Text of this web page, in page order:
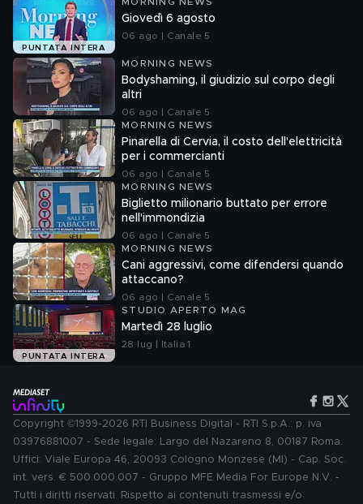
PUNTATA INTERA
Giovedì 6 agosto
06 ago | Canale 5
MORNING NEWS
Bodyshaming, il giudizio sul corpo degli
altri
06 ago | Canale 5
MORNING NEWS
Pinarella di Cervia, il costo dell'elettricità
per i commercianti
06 ago | Canale 5
MORNING NEWS
Biglietto milionario buttato per errore
nell'immondizia
06 ago | Canale 5
MORNING NEWS
Cani aggressivi, come difendersi quando
attaccano?
06 ago | Canale 5
PUNTATA INTERA
STUDIO APERTO MAG
Martedì 28 luglio
28 lug | Italia 1
Copyright ©1999-2026 RTI Business Digital - RTI S.p.A.: p. iva
03976881007 - Sede legale: Largo del Nazareno 8, 00187 Roma.
Uffici: Viale Europa 46, 20093 Cologno Monzese (MI) - Cap. Soc.
int. vers. € 500.000.007 - Gruppo MFE Media For Europe N.V. -
Tutti i diritti riservati. Rispetto ai contenuti trasmessi e/o